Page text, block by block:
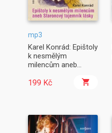
mp3
Karel Konrád: Epištoly
k nesmělým
milencům aneb
lásky
199 Kč